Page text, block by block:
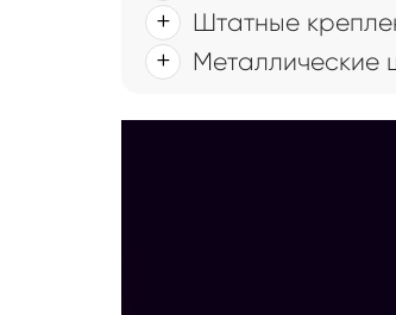
Штатные
Металлические